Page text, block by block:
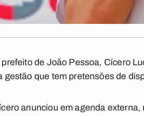
prefeito de João Pessoa, Cícero
gestão que tem pretensões de
anunciou em agenda